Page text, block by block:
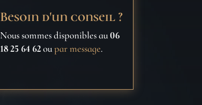
Besoin d'un conseil ?
Nous sommes disponibles au06
18 25 64 62oupar message.